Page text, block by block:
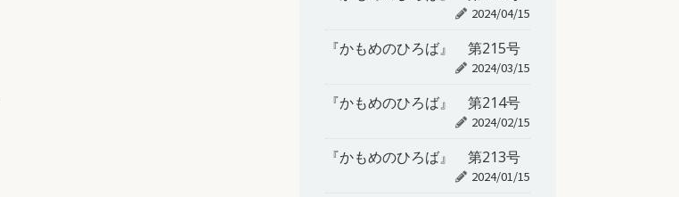
2024/04/15
『かもめのひろば』 第215号
2024/03/15
『かもめのひろば』 第214号
2024/02/15
『かもめのひろば』 第213号
2024/01/15